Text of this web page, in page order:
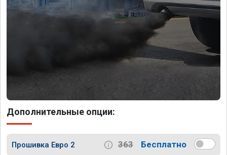
Дополнительные опции:
Прошивка Евро 2 363 Бесплатно